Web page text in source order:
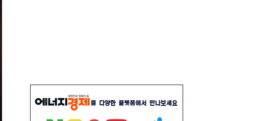
7전8기 KDB생명 매각...‘흥국·한투·한화생명’
맞붙었다